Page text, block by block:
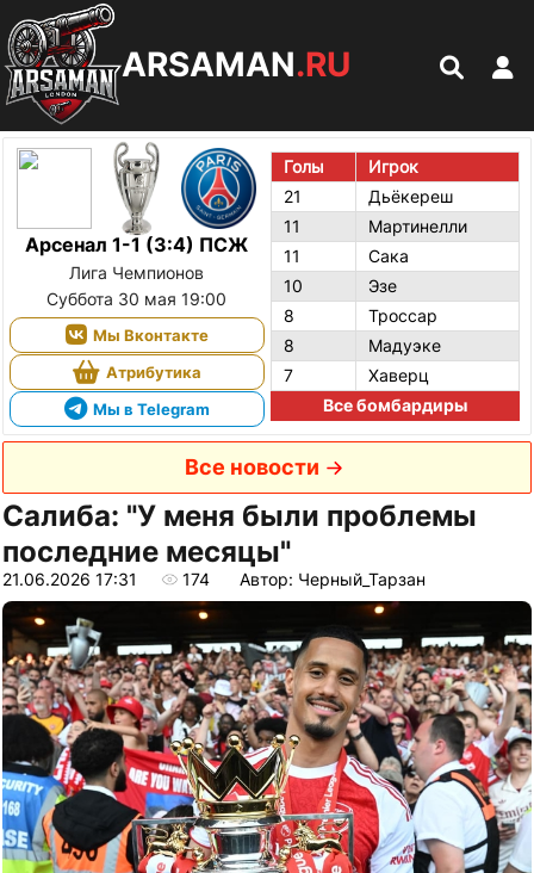
ARSAMAN.RU
Арсенал 1-1 (3:4) ПСЖ
Лига Чемпионов
Суббота 30 мая 19:00
Мы Вконтакте
Атрибутика
Мы в Telegram
Голы
Игрок
21
Дьёкереш
11
Мартинелли
11
Сака
10
Эзе
8
Троссар
8
Мадуэке
7
Хаверц
Все бомбардиры
Все новости
Салиба: "У меня были проблемы
последние месяцы"
21.06.2026 17:31 174 Автор: Черный_Тарзан